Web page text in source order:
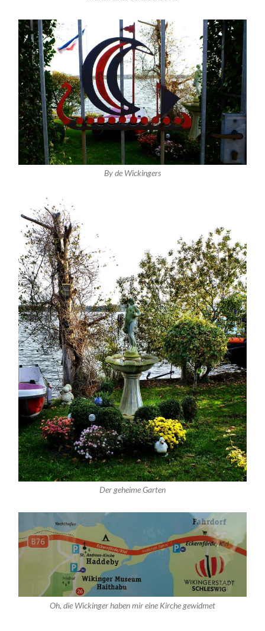
By de Wickingers
Der geheime Garten
Oh, die Wickinger haben mir eine Kirche gewidmet